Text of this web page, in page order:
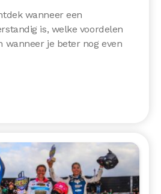
wanneer een
is, welke voordelen
wanneer je beter nog even